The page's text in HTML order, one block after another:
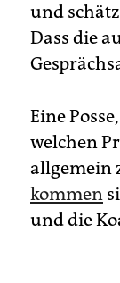
und
Dass die
Eine
welchen
allgemein
kommen
und die